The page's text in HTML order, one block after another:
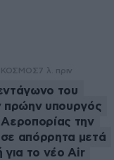
ΚΟΣΜΟΣ7 λ. πριν
του
πρώην υπουργός
Αεροπορίας την
απόρρητα μετά
για το νέο Air